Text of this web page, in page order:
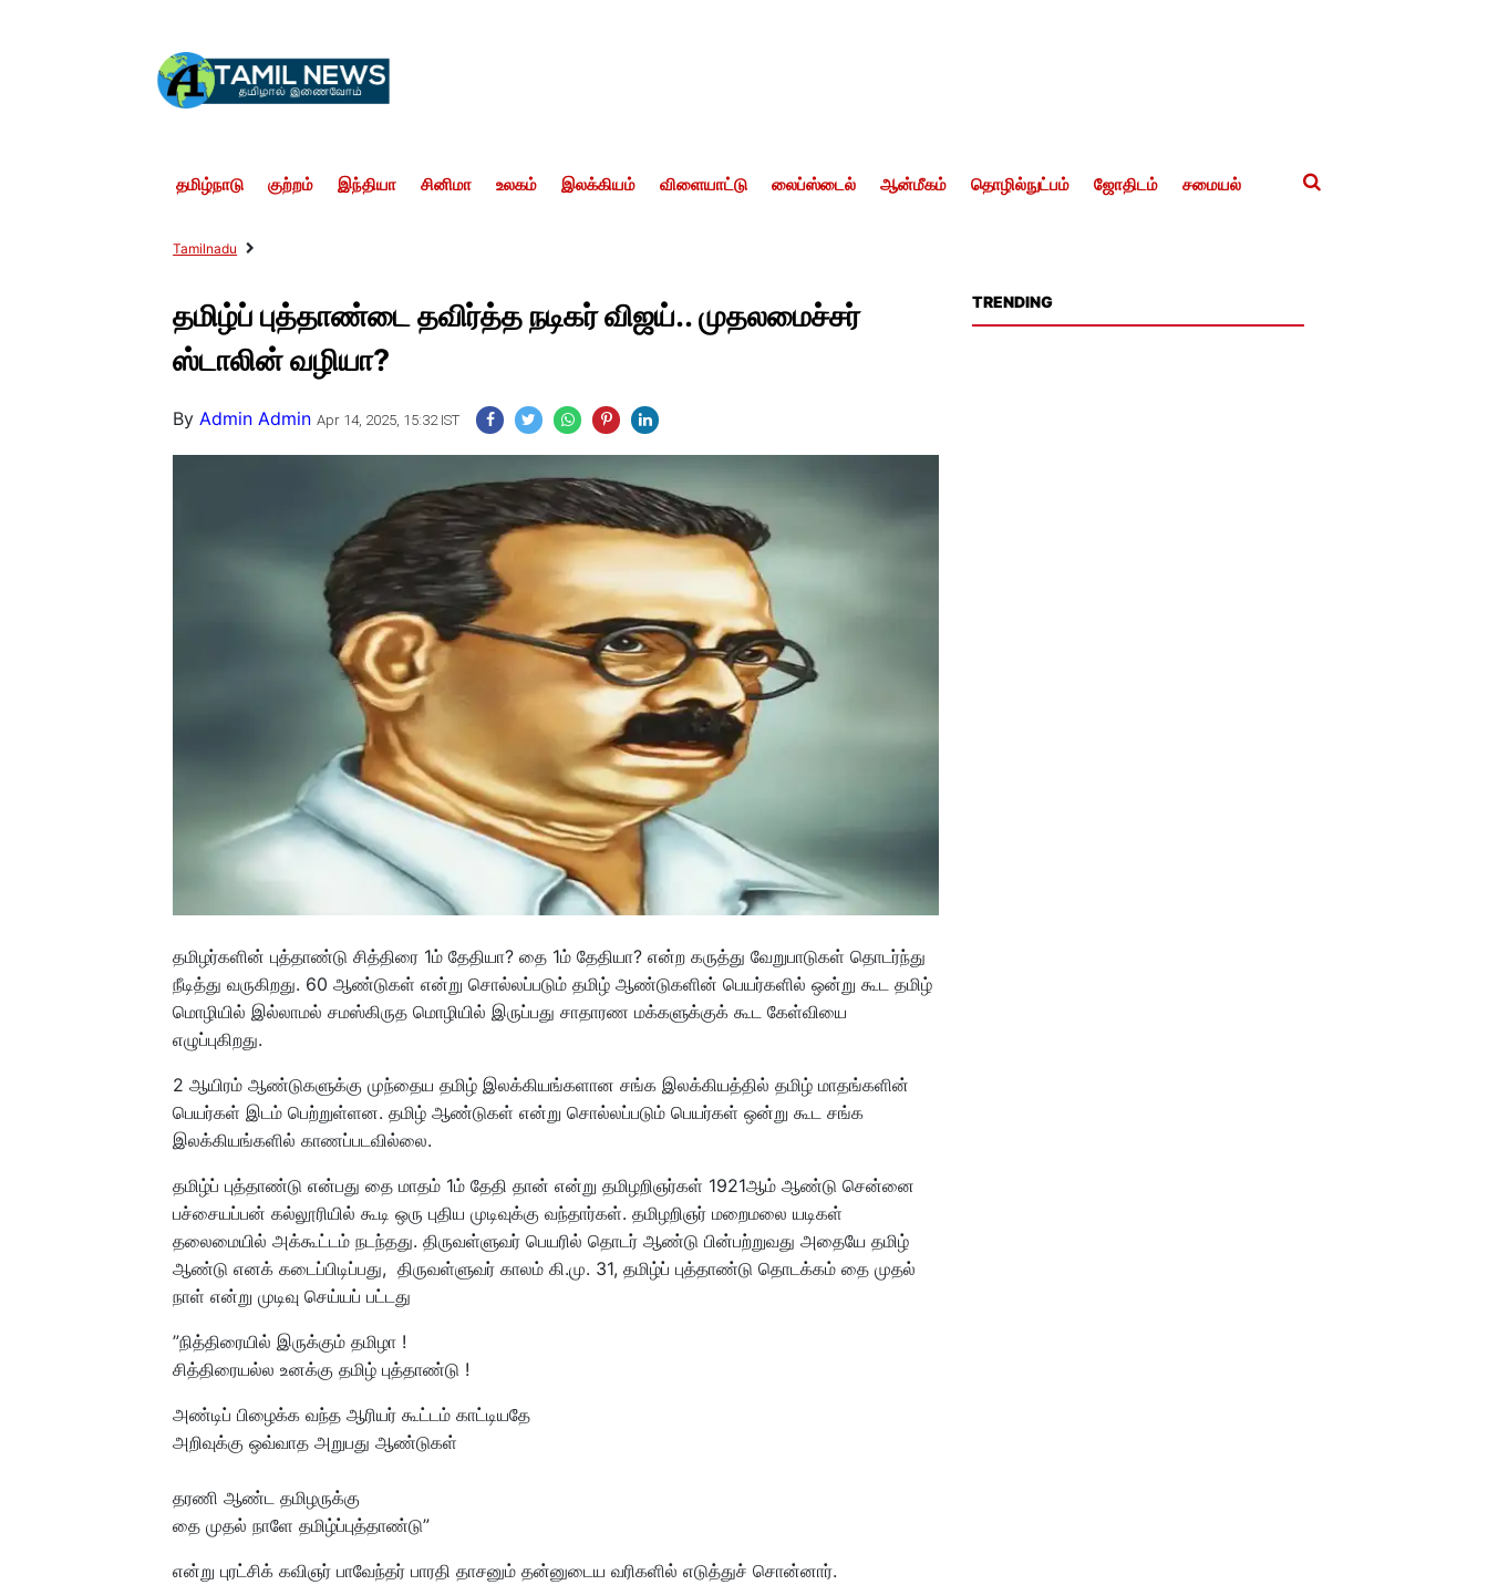
தமிழ்நாடு குற்றம் இந்தியா சினிமா உலகம் இலக்கியம் விளையாட்டு லைப்ஸ்டைல் ஆன்மீகம் தொழில்நுட்பம் ஜோதிடம் சமையல்
Tamilnadu
தமிழ்ப் புத்தாண்டை தவிர்த்த நடிகர் விஜய்.. முதலமைச்சர்
ஸ்டாலின் வழியா?
ByAdmin Admin Apr 14, 2025, 15:32 IST
தமிழர்களின் புத்தாண்டு சித்திரை 1ம் தேதியா? தை 1ம் தேதியா? என்ற கருத்து வேறுபாடுகள் தொடர்ந்து
நீடித்து வருகிறது. 60 ஆண்டுகள் என்று சொல்லப்படும் தமிழ் ஆண்டுகளின் பெயர்களில் ஒன்று கூட தமிழ்
மொழியில் இல்லாமல் சமஸ்கிருத மொழியில் இருப்பது சாதாரண மக்களுக்குக் கூட கேள்வியை
எழுப்புகிறது.
2 ஆயிரம் ஆண்டுகளுக்கு முந்தைய தமிழ் இலக்கியங்களான சங்க இலக்கியத்தில் தமிழ் மாதங்களின்
பெயர்கள் இடம் பெற்றுள்ளன. தமிழ் ஆண்டுகள் என்று சொல்லப்படும் பெயர்கள் ஒன்று கூட சங்க
இலக்கியங்களில் காணப்படவில்லை.
தமிழ்ப் புத்தாண்டு என்பது தை மாதம் 1ம் தேதி தான் என்று தமிழறிஞர்கள் 1921ஆம் ஆண்டு சென்னை
பச்சையப்பன் கல்லூரியில் கூடி ஒரு புதிய முடிவுக்கு வந்தார்கள். தமிழறிஞர் மறைமலை யடிகள்
தலைமையில் அக்கூட்டம் நடந்தது. திருவள்ளுவர் பெயரில் தொடர் ஆண்டு பின்பற்றுவது அதையே தமிழ்
ஆண்டு எனக் கடைப்பிடிப்பது, திருவள்ளுவர் காலம் கி.மு. 31, தமிழ்ப் புத்தாண்டு தொடக்கம் தை முதல்
நாள் என்று முடிவு செய்யப் பட்டது
”நித்திரையில் இருக்கும் தமிழா !
சித்திரையல்ல உனக்கு தமிழ் புத்தாண்டு !
அண்டிப் பிழைக்க வந்த ஆரியர் கூட்டம் காட்டியதே
அறிவுக்கு ஒவ்வாத அறுபது ஆண்டுகள்
தரணி ஆண்ட தமிழருக்கு
தை முதல் நாளே தமிழ்ப்புத்தாண்டு”
என்று புரட்சிக் கவிஞர் பாவேந்தர் பாரதி தாசனும் தன்னுடைய வரிகளில் எடுத்துச் சொன்னார்.
TRENDING